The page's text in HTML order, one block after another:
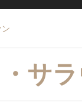
サ